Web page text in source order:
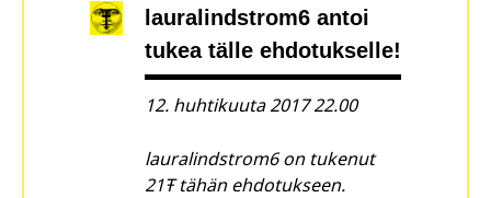
lauralindstrom6 antoi
tukea tälle ehdotukselle!
12. huhtikuuta 2017 22.00
lauralindstrom6 on tukenut
21Ŧ tähän ehdotukseen.